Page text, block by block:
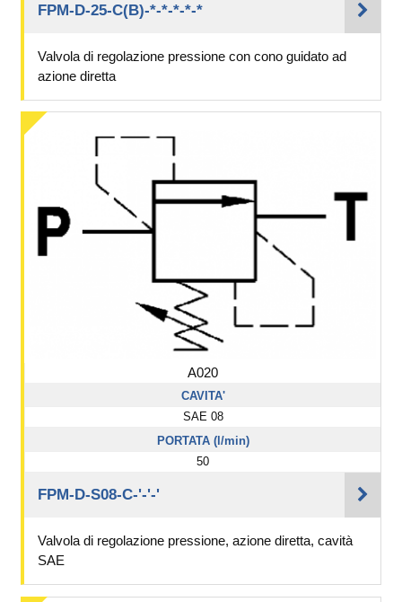
FPM-D-25-C(B)-*-*-*-*-*
Valvola di regolazione pressione con cono guidato ad
azione diretta
A020
CAVITA'
SAE 08
PORTATA (l/min)
50
FPM-D-S08-C-'-'-'
Valvola di regolazione pressione, azione diretta, cavità
SAE